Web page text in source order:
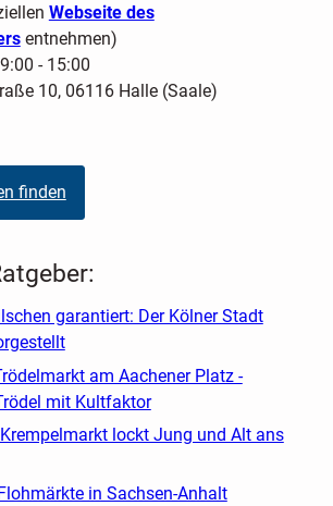
Webseite des
entnehmen)
- 15:00
10, 06116 Halle (Saale)
finden
garantiert: Der Kölner Stadt
am Aachener Platz -
mit Kultfaktor
lockt Jung und Alt ans
in Sachsen-Anhalt